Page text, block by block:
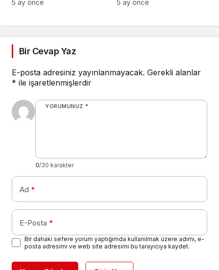
5 ay önce 5 ay önce
Bir Cevap Yaz
E-posta adresiniz yayınlanmayacak. Gerekli alanlar
* ile işaretlenmişlerdir
YORUMUNUZ *
0/30 karakter
Ad *
E-Posta *
Bir dahaki sefere yorum yaptığımda kullanılmak üzere adımı, e-
posta adresimi ve web site adresimi bu tarayıcıya kaydet.